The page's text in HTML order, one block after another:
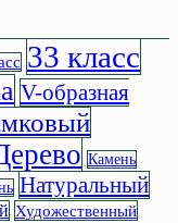
33 класс
V-образная
Камень
Натуральный
Художественный